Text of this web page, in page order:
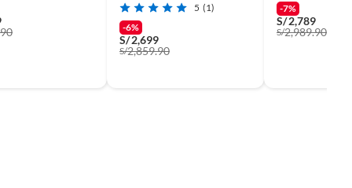
5 (1)
-6%
S/2,699
S/2,859.90
-7%
S/2,789
S/2,989.90